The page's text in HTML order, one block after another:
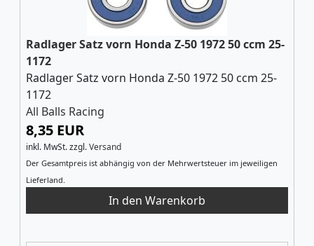
Radlager Satz vorn Honda Z-50 1972 50 ccm 25-
1172
Radlager Satz vorn Honda Z-50 1972 50 ccm 25-
1172
All Balls Racing
8,35 EUR
inkl. MwSt.zzgl.Versand
Der Gesamtpreis ist abhängig von der Mehrwertsteuer im jeweiligen
Lieferland.